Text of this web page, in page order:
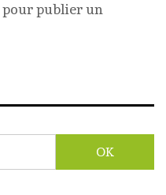
pour publier un